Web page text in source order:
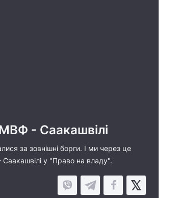
- Саакашвілі
за зовнішні борги. І ми через це
у "Право на владу".